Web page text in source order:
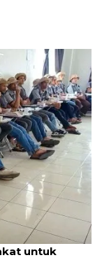
untuk